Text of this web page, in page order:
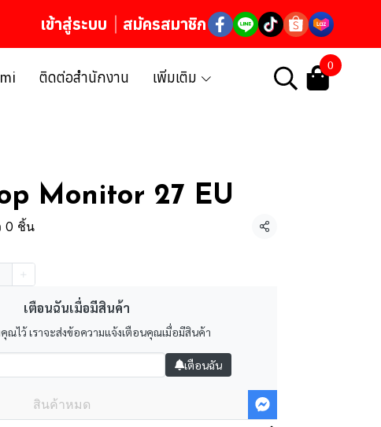
เข้าสู่ระบบ สมัครสมาชิก
ติดต่อสำนักงาน เพิ่มเติม
0
Monitor 27 EU
0 ชิ้น แชร์
เตือนฉันเมื่อมีสินค้า
ณไว้ เราจะส่งข้อความแจ้งเตือนคุณเมื่อมีสินค้า
เตือนฉัน
สินค้าหมด